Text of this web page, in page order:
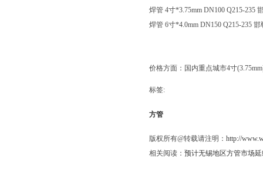
焊管 4寸*3.75mm DN100 Q215-235
焊管 6寸*4.0mm DN150 Q215-235
价格方面：国内重点城市4寸
标签:
方管
版权所有@转载请注明： http://
相关阅读： 预计无锡地区方管市场